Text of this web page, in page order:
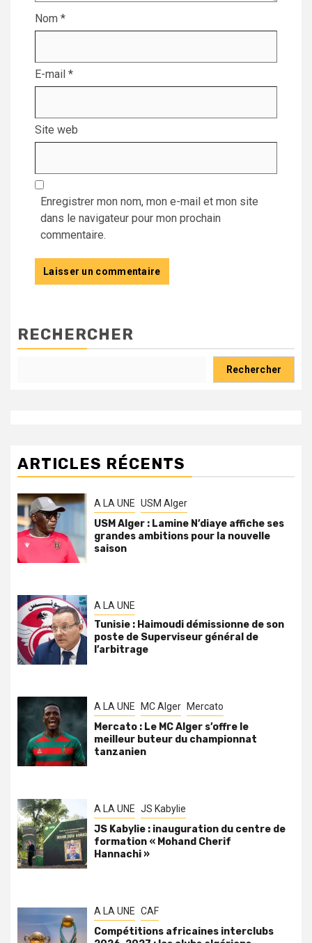
Nom *
E-mail *
Site web
Enregistrer mon nom, mon e-mail et mon site
dans le navigateur pour mon prochain
commentaire.
RECHERCHER
Rechercher
ARTICLES RÉCENTS
A LA UNE USM Alger
USM Alger : Lamine N’diaye affiche ses
grandes ambitions pour la nouvelle
saison
A LA UNE
Tunisie : Haimoudi démissionne de son
poste de Superviseur général de
l’arbitrage
A LA UNE MC Alger Mercato
Mercato : Le MC Alger s’offre le
meilleur buteur du championnat
tanzanien
A LA UNE JS Kabylie
JS Kabylie : inauguration du centre de
formation « Mohand Cherif
Hannachi »
A LA UNE CAF
Compétitions africaines interclubs